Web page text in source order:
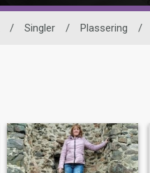
/ Singler / Plassering /